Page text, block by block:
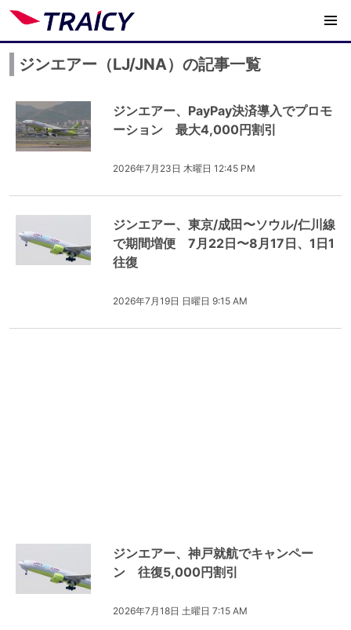
ジンエアー（LJ/JNA）の記事一覧
ジンエアー、PayPay決済導入でプロモ
ーション 最大4,000円割引
2026年7月23日 木曜日 12:45 PM
ジンエアー、東京/成田〜ソウル/仁川線
で期間増便 7月22日〜8月17日、1日1
往復
2026年7月19日 日曜日 9:15 AM
ジンエアー、神戸就航でキャンペー
ン 往復5,000円割引
2026年7月18日 土曜日 7:15 AM